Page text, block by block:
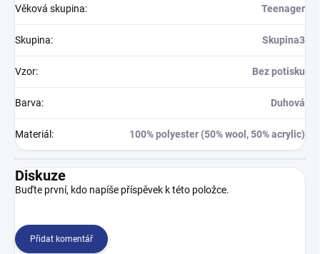
Věková skupina: Teenager
Skupina: Skupina3
Vzor: Bez potisku
Barva: Duhová
Materiál : 100% polyester (50% wool, 50% acrylic)
Diskuze
Buďte první, kdo napíše příspěvek k této položce.
Přidat komentář